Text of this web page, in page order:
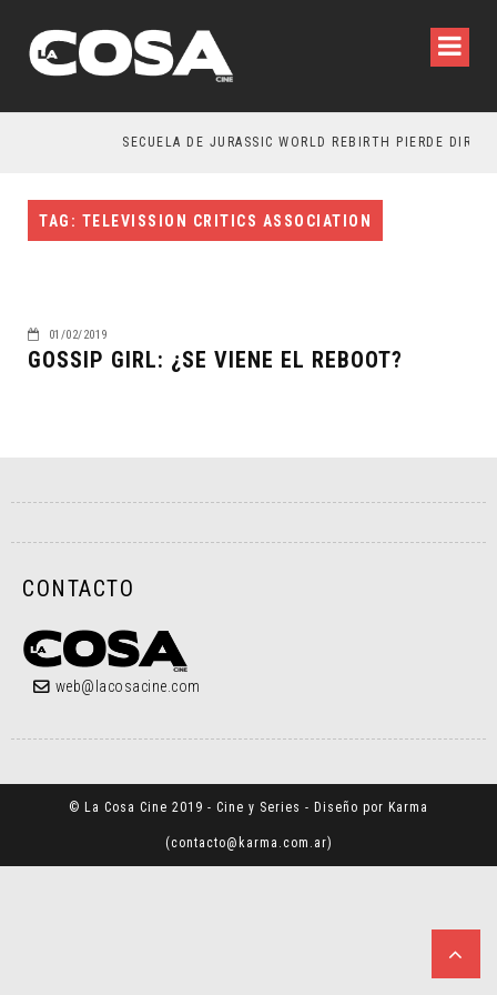
SECUELA DE JURASSIC WORLD REBIRTH PIERDE
TAG: TELEVISSION CRITICS ASSOCIATION
01/02/2019
GOSSIP GIRL: ¿SE VIENE EL REBOOT?
CONTACTO
web@lacosacine.com
© La Cosa Cine 2019 - Cine y Series - Diseño por Karma
(contacto@karma.com.ar)